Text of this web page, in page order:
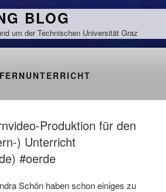
BLOG
um der Technischen Universität Graz
FERNUNTERRICHT
Produktion für den
) Unterricht
#oerde
Schön haben schon einiges zu